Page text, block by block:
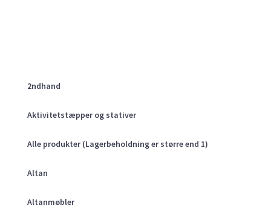
2ndhand
Aktivitetstæpper og stativer
Alle produkter (Lagerbeholdning er større end 1)
Altan
Altanmøbler